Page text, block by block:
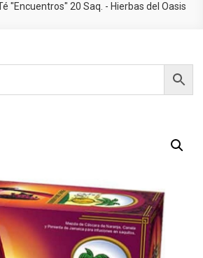
"Encuentros" 20 Saq. - Hierbas del Oasis